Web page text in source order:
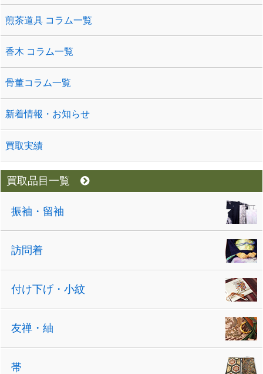
煎茶道具 コラム一覧
香木 コラム一覧
骨董コラム一覧
新着情報・お知らせ
買取実績
買取品目一覧
振袖・留袖
訪問着
付け下げ・小紋
友禅・紬
帯